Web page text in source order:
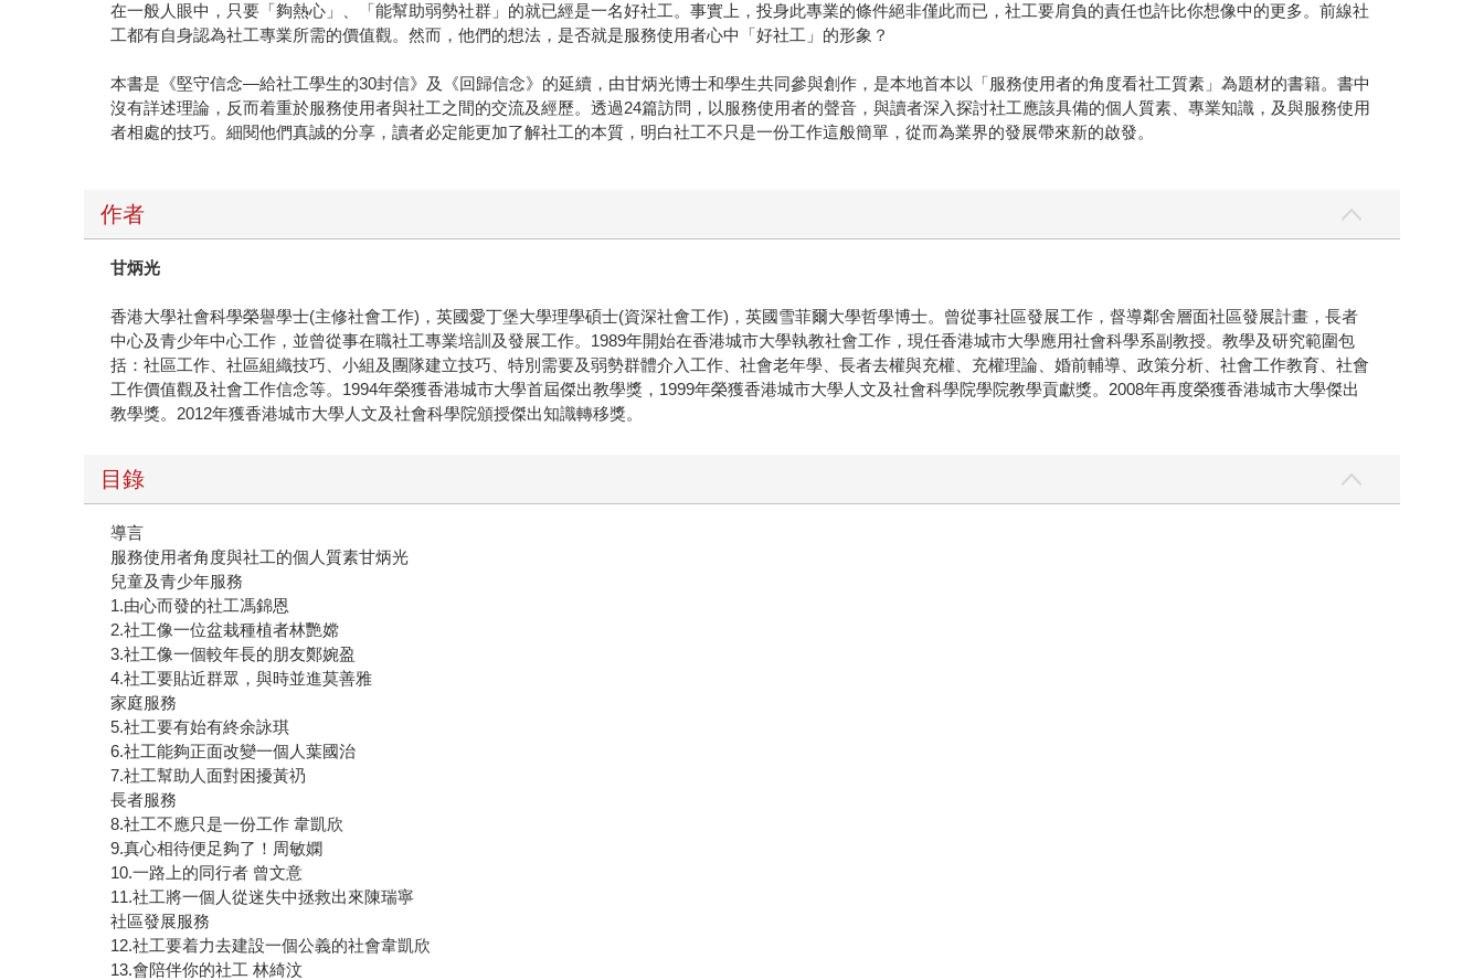
在一般人眼中，只要「夠熱心」、「能幫助弱勢社群」的就已經是一名好社工。事實上，投身此專業的條件絕非僅此而已，社工要肩負的責任也許比你想像中的更多。前線社
工都有自身認為社工專業所需的價值觀。然而，他們的想法，是否就是服務使用者心中「好社工」的形象？
本書是《堅守信念—給社工學生的30封信》及《回歸信念》的延續，由甘炳光博士和學生共同參與創作，是本地首本以「服務使用者的角度看社工質素」為題材的書籍。書中
沒有詳述理論，反而着重於服務使用者與社工之間的交流及經歷。透過24篇訪問，以服務使用者的聲音，與讀者深入探討社工應該具備的個人質素、專業知識，及與服務使用
者相處的技巧。細閱他們真誠的分享，讀者必定能更加了解社工的本質，明白社工不只是一份工作這般簡單，從而為業界的發展帶來新的啟發。
作者
甘炳光
香港大學社會科學榮譽學士(主修社會工作)，英國愛丁堡大學理學碩士(資深社會工作)，英國雪菲爾大學哲學博士。曾從事社區發展工作，督導鄰舍層面社區發展計畫，長者
中心及青少年中心工作，並曾從事在職社工專業培訓及發展工作。1989年開始在香港城市大學執教社會工作，現任香港城市大學應用社會科學系副教授。教學及研究範圍包
括：社區工作、社區組織技巧、小組及團隊建立技巧、特別需要及弱勢群體介入工作、社會老年學、長者去權與充權、充權理論、婚前輔導、政策分析、社會工作教育、社會
工作價值觀及社會工作信念等。1994年榮獲香港城市大學首屆傑出教學獎，1999年榮獲香港城市大學人文及社會科學院學院教學貢獻獎。2008年再度榮獲香港城市大學傑出
教學獎。2012年獲香港城市大學人文及社會科學院頒授傑出知識轉移獎。
目錄
導言
服務使用者角度與社工的個人質素甘炳光
兒童及青少年服務
1.由心而發的社工馮錦恩
2.社工像一位盆栽種植者林艷嫦
3.社工像一個較年長的朋友鄭婉盈
4.社工要貼近群眾，與時並進莫善雅
家庭服務
5.社工要有始有終余詠琪
6.社工能夠正面改變一個人葉國治
7.社工幫助人面對困擾黃礽
長者服務
8.社工不應只是一份工作 韋凱欣
9.真心相待便足夠了！周敏嫻
10.一路上的同行者 曾文意
11.社工將一個人從迷失中拯救出來陳瑞寧
社區發展服務
12.社工要着力去建設一個公義的社會韋凱欣
13.會陪伴你的社工 林綺汶